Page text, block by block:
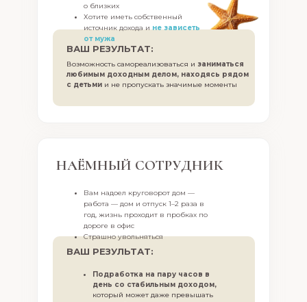
НАЁМНЫЙ СОТРУДНИК
Подработка на пару часов в
день со стабильным доходом,
который может даже превышать
Вам надоел круговорот дом —
работа — дом и отпуск 1–2 раза в
год, жизнь проходит в пробках по
дороге в офис
Страшно увольняться
ВАШ РЕЗУЛЬТАТ:
Возможность самореализоваться и заниматься
любимым доходным делом, находясь рядом
с детьми и не пропускать значимые моменты
о близких
Хотите иметь собственный
источник дохода ине зависеть
от мужа
ВАШ РЕЗУЛЬТАТ: